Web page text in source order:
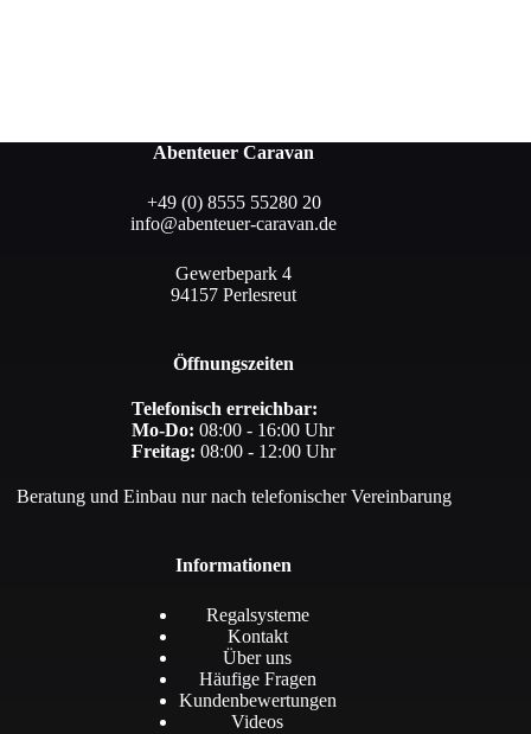
Abenteuer Caravan
+49 (0) 8555 55280 20
info@abenteuer-caravan.de
Gewerbepark 4
94157 Perlesreut
Öffnungszeiten
Telefonisch erreichbar:
Mo-Do: 08:00 - 16:00 Uhr
Freitag:08:00 - 12:00 Uhr
Beratung und Einbau nur nach telefonischer Vereinbarung
Informationen
Regalsysteme
Kontakt
Über uns
Häufige Fragen
Kundenbewertungen
Videos